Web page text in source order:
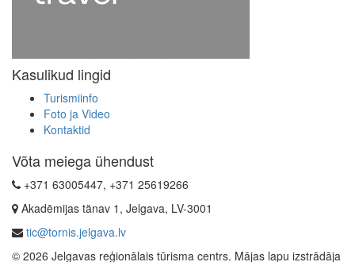
Kasulikud lingid
Turismiinfo
Foto ja Video
Kontaktid
Võta meiega ühendust
+371 63005447, +371 25619266
Akadēmijas tänav 1, Jelgava, LV-3001
tic@tornis.jelgava.lv
© 2026 Jelgavas reģionālais tūrisma centrs. Mājas lapu izstrādāja